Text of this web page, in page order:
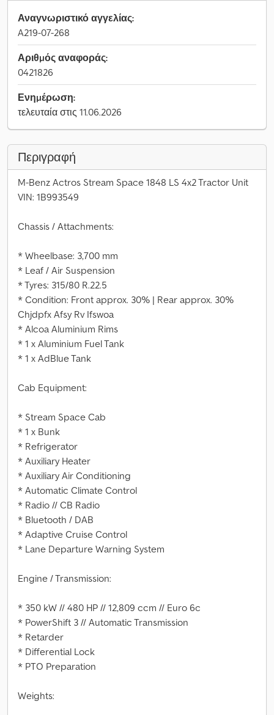
Αναγνωριστικό αγγελίας:
A219-07-268
Αριθμός αναφοράς:
0421826
Ενημέρωση:
τελευταία στις 11.06.2026
Περιγραφή
M-Benz Actros Stream Space 1848 LS 4x2 Tractor Unit
VIN: 1B993549
Chassis / Attachments:
* Wheelbase: 3,700 mm
* Leaf / Air Suspension
* Tyres: 315/80 R.22.5
* Condition: Front approx. 30% | Rear approx. 30%
Chjdpfx Afsy Rv Ifswoa
* Alcoa Aluminium Rims
* 1 x Aluminium Fuel Tank
* 1 x AdBlue Tank
Cab Equipment:
* Stream Space Cab
* 1 x Bunk
* Refrigerator
* Auxiliary Heater
* Auxiliary Air Conditioning
* Automatic Climate Control
* Radio // CB Radio
* Bluetooth / DAB
* Adaptive Cruise Control
* Lane Departure Warning System
Engine / Transmission:
* 350 kW // 480 HP // 12,809 ccm // Euro 6c
* PowerShift 3 // Automatic Transmission
* Retarder
* Differential Lock
* PTO Preparation
Weights: